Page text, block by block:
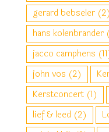
gerard bebseler (2)
hans kolenbrander
jacco camphens
john vos (2)
Kerstconcert (1)
lief & leed (2)